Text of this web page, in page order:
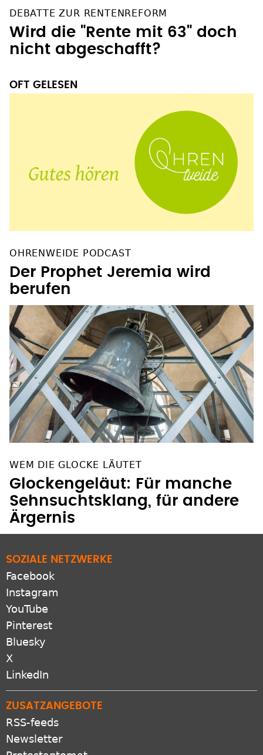
DEBATTE ZUR RENTENREFORM
Wird die "Rente mit 63" doch
nicht abgeschafft?
OFT GELESEN
OHRENWEIDE PODCAST
Der Prophet Jeremia wird
WEM DIE GLOCKE LÄUTET
Glockengeläut: Für manche
Sehnsuchtsklang, für andere
Ärgernis
SOZIALE NETZWERKE
Facebook
Instagram
YouTube
Pinterest
Bluesky
X
ZUSATZANGEBOTE
RSS-feeds
Newsletter